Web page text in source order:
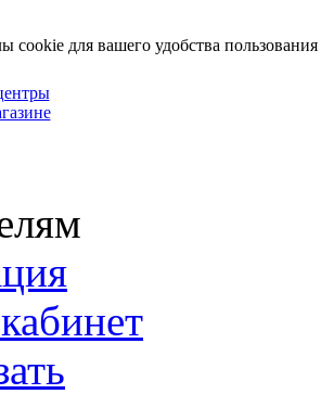
cookie для вашего удобства